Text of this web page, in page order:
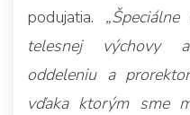
podujatia.
telesnej výchovy
oddeleniu a
vďaka ktorým sme